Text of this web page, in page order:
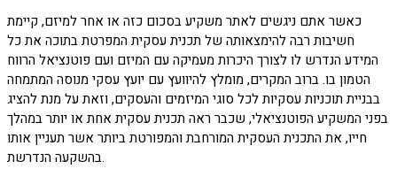
כאשר אתם ניגשים לאתר משקיע בסכום כזה או אחר למיזם, קיימת
חשיבות רבה להימצאותה של תכנית עסקית המפרטת בתוכה את כל
המידע הנדרש לו לצורך היכרות מעמיקה עם המיזם ועם פוטנציאל הרווח
הטמון בו. ברוב המקרים, מומלץ להיוועץ עם יועץ עסקי מנוסה המתמחה
בבניית תוכניות עסקיות לכל סוגי המיזמים והעסקים, וזאת על מנת להציג
בפני המשקיע הפוטנציאלי, שכבר ראה תכנית עסקית אחת או יותר במהלך
חייו, את התכנית העסקית המורחבת והמפורטת ביותר אשר תעניין אותו
בהשקעה הנדרשת.